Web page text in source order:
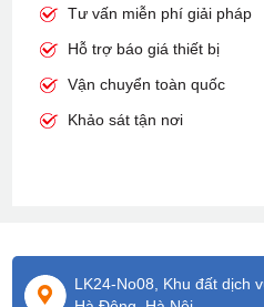
Tư vấn miễn phí giải pháp
Hỗ trợ báo giá thiết bị
Vận chuyển toàn quốc
Khảo sát tận nơi
LK24-No08, Khu đất dịch